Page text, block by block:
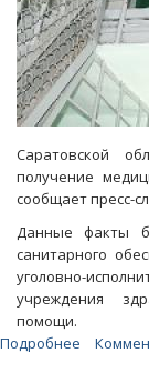
Саратовской
получение
сообщает пресс-
Данные факты
санитарного
уголовно-
учреждения
помощи.
Подробнее